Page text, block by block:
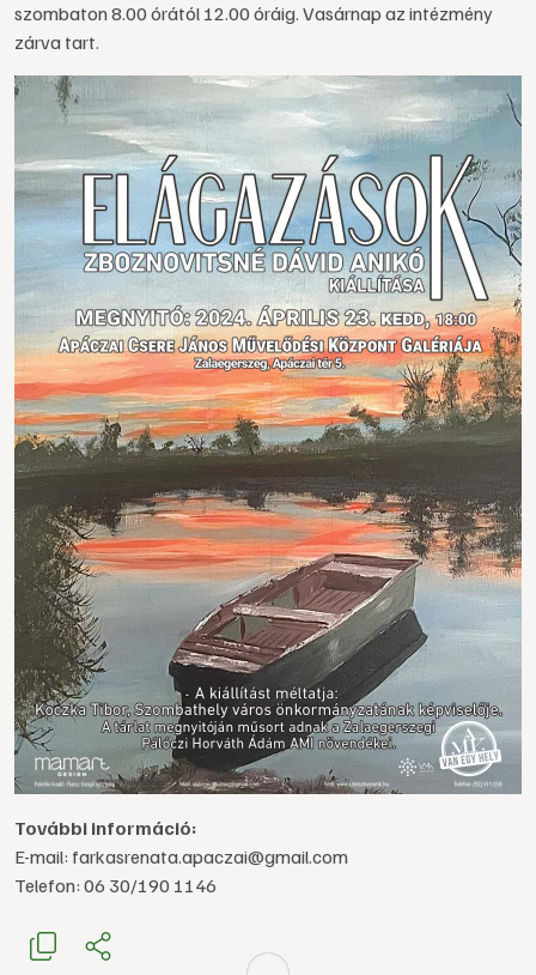
szombaton 8.00 órától 12.00 óráig. Vasárnap az intézmény
zárva tart.
További információ:
E-mail: farkasrenata.apaczai@gmail.com
Telefon: 06 30/190 1146